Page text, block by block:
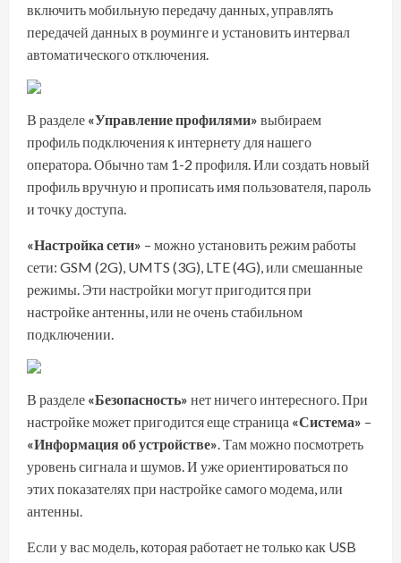
включить мобильную передачу данных, управлять
передачей данных в роуминге и установить интервал
автоматического отключения.
В разделе «Управление профилями» выбираем
профиль подключения к интернету для нашего
оператора. Обычно там 1-2 профиля. Или создать новый
профиль вручную и прописать имя пользователя, пароль
и точку доступа.
«Настройка сети» – можно установить режим работы
сети: GSM (2G), UMTS (3G), LTE (4G), или смешанные
режимы. Эти настройки могут пригодится при
настройке антенны, или не очень стабильном
подключении.
В разделе «Безопасность» нет ничего интересного. При
настройке может пригодится еще страница «Система» –
«Информация об устройстве». Там можно посмотреть
уровень сигнала и шумов. И уже ориентироваться по
этих показателях при настройке самого модема, или
антенны.
Если у вас модель, которая работает не только как USB